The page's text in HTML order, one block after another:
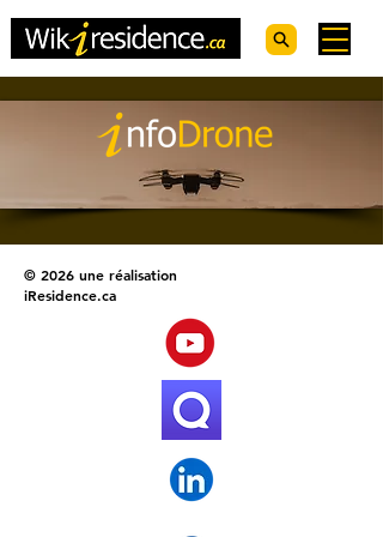
© 2026 une réalisation
iResidence.ca